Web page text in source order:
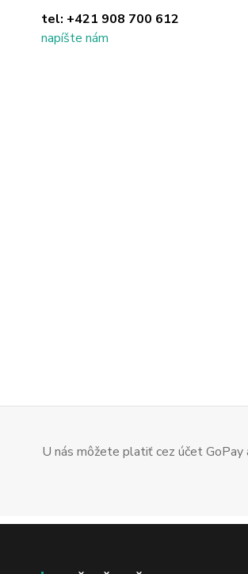
tel: +421 908 700 612
napíšte nám
U nás môžete platiť cez účet